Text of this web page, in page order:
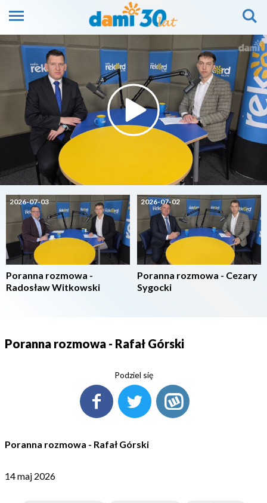
2026-07-03
Poranna rozmowa -
Radosław Witkowski
2026-07-02
Poranna rozmowa - Cezary
Sygocki
Poranna rozmowa - Rafał Górski
Podziel się
Poranna rozmowa - Rafał Górski
14 maj 2026